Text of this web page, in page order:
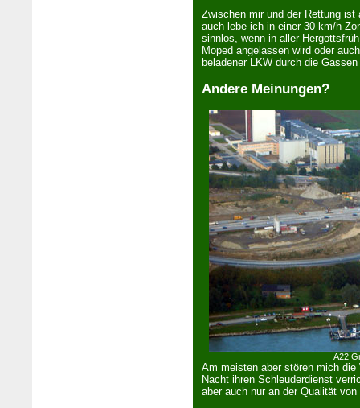
Zwischen mir und der Rettung
auch lebe ich in ein­er 30 km/h
sinnlos, wenn in aller
Moped angelassen wird oder
beladener LKW durch die
Andere Meinungen?
A22
Am meisten aber stören mich
Nacht ihren Schleuderdienst
aber auch nur an der Qualität